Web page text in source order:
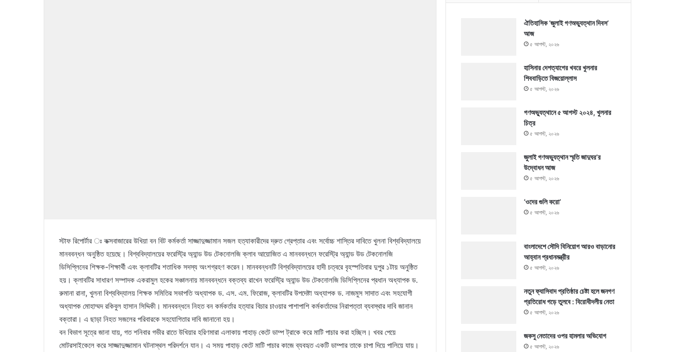
স্টাফ রিপোর্টার ঃ কক্সবাজারের উখিয়া বন বিট কর্মকর্তা সাজ্জাদুজ্জামান সজল হত্যাকারীদের দ্রুত গ্রেপ্তার এবং সর্বোচ্চ শাস্তির দাবিতে খুলনা বিশ্ববিদ্যালয়ে
মানববন্ধন অনুষ্ঠিত হয়েছে। বিশ্ববিদ্যালয়ের ফরেস্ট্রি অ্যান্ড উড টেকনোলজি ক্লাব আয়োজিত এ মানববন্ধনে ফরেস্ট্রি অ্যান্ড উড টেকনোলজি
ডিসিপ্লিনের শিক্ষক-শিক্ষার্থী এবং ক্লাবটির শতাধিক সদস্য অংশগ্রহণ করেন। মানববন্ধনটি বিশ্ববিদ্যালয়ের হাদী চত্বরে বৃহস্পতিবার দুপুর ১টায় অনুষ্ঠিত
হয়। ক্লাবটির সাধারণ সম্পাদক একরামুল হকের সঞ্চালনায় মানববন্ধনে বক্তব্য রাখেন ফরেস্ট্রি অ্যান্ড উড টেকনোলজি ডিসিপ্লিনের প্রধান অধ্যাপক ড.
রুমানা রানা, খুলনা বিশ্ববিদ্যালয় শিক্ষক সমিতির সভাপতি অধ্যাপক ড. এস. এম. ফিরোজ, ক্লাবটির উপদেষ্টা অধ্যাপক ড. নাজমুস সাদাত এবং সহযোগী
অধ্যাপক মোহাম্মদ রকিবুল হাসান সিদ্দিকী। মানববন্ধনে নিহত বন কর্মকর্তার হত্যার বিচার চাওয়ার পাশাপাশি কর্মকর্তাদের নিরাপত্তা ব্যবস্থার দাবি জানান
বক্তারা। এ ছাড়া নিহত সজলের পরিবারকে সহযোগিতার দাবি জানানো হয়।
বন বিভাগ সূত্রে জানা যায়, গত শনিবার গভীর রাতে উখিয়ার হরিণমারা এলাকায় পাহাড় কেটে ডাম্প ট্রাকে করে মাটি পাচার করা হচ্ছিল। খবর পেয়ে
মোটরসাইকেলে করে সাজ্জাদুজ্জামান ঘটনাস্থল পরিদর্শনে যান। এ সময় পাহাড় কেটে মাটি পাচার কাজে ব্যবহৃত একটি ডাম্পার তাকে চাপা দিয়ে পালিয়ে যায়।
ঐতিহাসিক ‘জুলাই গণঅভ্যুত্থান দিবস’
আজ
৫ আগস্ট, ২০২৬
হাসিনার দেশত্যাগের খবরে খুলনার
শিববাড়িতে বিজয়োল্লাস
৫ আগস্ট, ২০২৬
গণঅভ্যুত্থানে ৫ আগস্ট ২০২৪, খুলনার
চিত্র
৫ আগস্ট, ২০২৬
জুলাই গণঅভ্যুত্থান স্মৃতি জাদুঘর’র
উদ্বোধন আজ
৫ আগস্ট, ২০২৬
‘ওদের গুলি করো’
৫ আগস্ট, ২০২৬
বাংলাদেশে সৌদি বিনিয়োগ আরও বাড়ানোর
আহ্বান প্রধানমন্ত্রীর
৫ আগস্ট, ২০২৬
নতুন ফ্যাসিবাদ প্রতিষ্ঠার চেষ্টা হলে জনগণ
প্রতিরোধ গড়ে তুলবে : বিরোধীদলীয় নেতা
৫ আগস্ট, ২০২৬
জকসু নেতাদের ওপর হামলার অভিযোগ
৫ আগস্ট, ২০২৬